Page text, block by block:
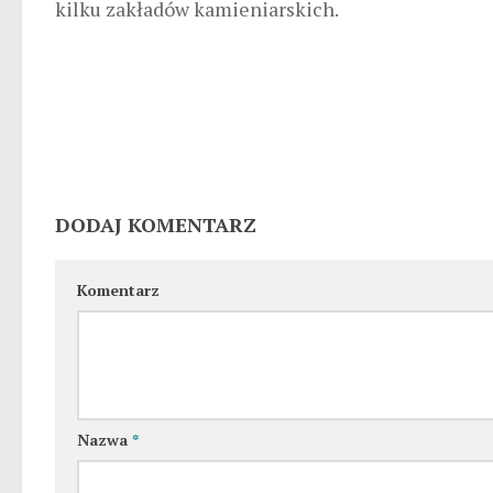
kilku zakładów kamieniarskich.
DODAJ KOMENTARZ
Komentarz
Nazwa *